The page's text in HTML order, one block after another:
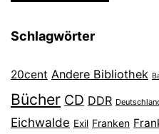
Schlagwörter
20cent Andere Bibliothek
Bücher CD DDR
Eichwalde Exil Franken